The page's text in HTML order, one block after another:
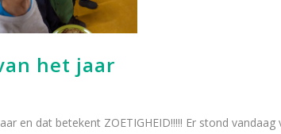
het jaar
en dat betekent ZOETIGHEID!!!!! Er stond